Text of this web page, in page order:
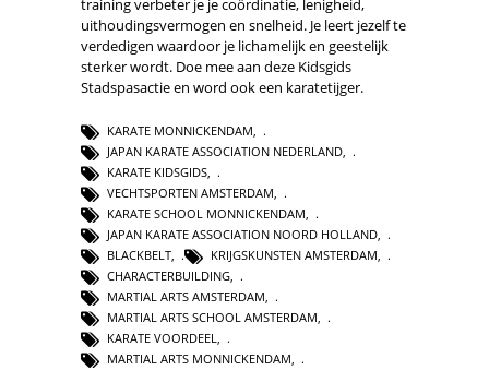
training verbeter je je coördinatie, lenigheid,
uithoudingsvermogen en snelheid. Je leert jezelf te
verdedigen waardoor je lichamelijk en geestelijk
sterker wordt. Doe mee aan deze Kidsgids
Stadspasactie en word ook een karatetijger.
KARATE MONNICKENDAM
JAPAN KARATE ASSOCIATION NEDERLAND
KARATE KIDSGIDS
VECHTSPORTEN AMSTERDAM
KARATE SCHOOL MONNICKENDAM
JAPAN KARATE ASSOCIATION NOORD HOLLAND
BLACKBELT
KRIJGSKUNSTEN AMSTERDAM
CHARACTERBUILDING,
MARTIAL ARTS AMSTERDAM,
MARTIAL ARTS SCHOOL AMSTERDAM,
KARATE VOORDEEL,
MARTIAL ARTS MONNICKENDAM,